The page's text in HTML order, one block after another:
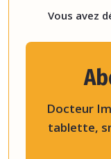
Vous avez
Docteur
tablette,